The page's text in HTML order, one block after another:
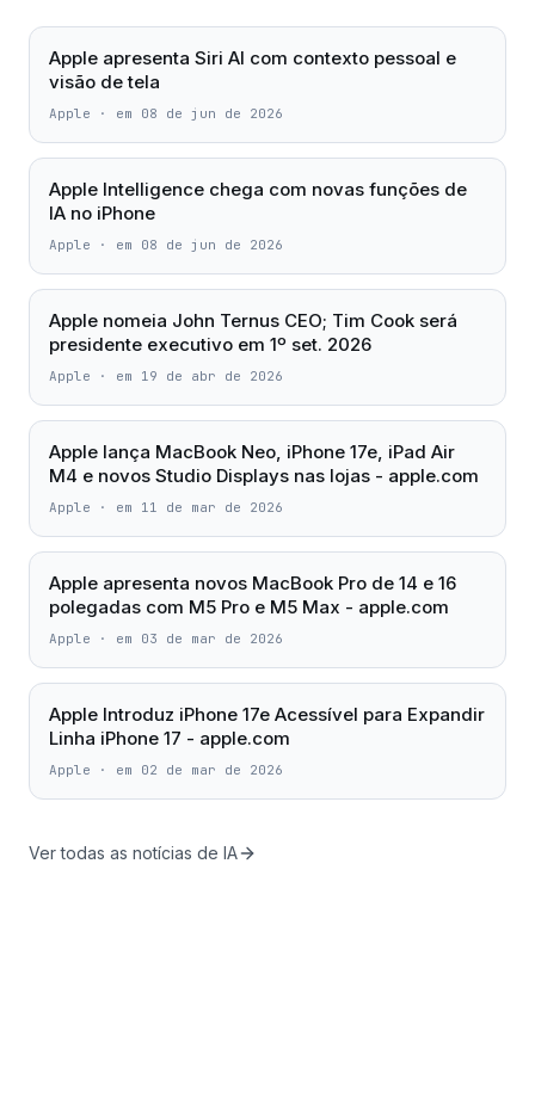
Apple apresenta Siri AI com contexto pessoal e
visão de tela
Apple · em 08 de jun de 2026
Apple Intelligence chega com novas funções de
IA no iPhone
Apple · em 08 de jun de 2026
Apple nomeia John Ternus CEO; Tim Cook será
presidente executivo em 1º set. 2026
Apple · em 19 de abr de 2026
Apple lança MacBook Neo, iPhone 17e, iPad Air
M4 e novos Studio Displays nas lojas - apple.com
Apple · em 11 de mar de 2026
Apple apresenta novos MacBook Pro de 14 e 16
polegadas com M5 Pro e M5 Max - apple.com
Apple · em 03 de mar de 2026
Apple Introduz iPhone 17e Acessível para Expandir
Linha iPhone 17 - apple.com
Apple · em 02 de mar de 2026
Ver todas as notícias de IA